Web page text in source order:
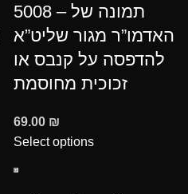
5008 – תמונה של
האדמו”ר מגור שליט”א
להדפסה על קנבס או
זכוכית מחוסמת
69.00 ₪
Select options